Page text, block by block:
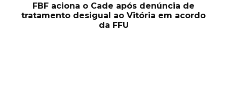
FBF aciona o Cade após denúncia de
tratamento desigual ao Vitória em acordo
da FFU